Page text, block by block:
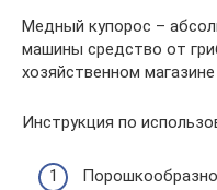
Медный купорос –
машины средство от
хозяйственном
Инструкция по